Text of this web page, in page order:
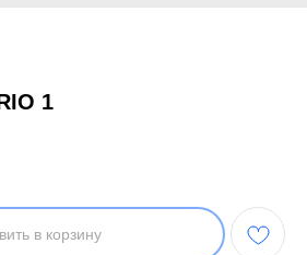
1
в корзину